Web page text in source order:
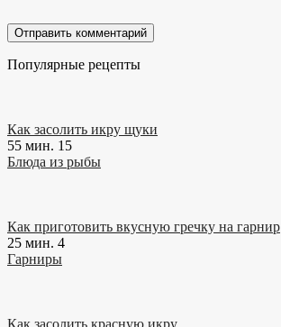
Популярные рецепты
Как засолить икру щуки
55 мин. 15
Блюда из рыбы
Как приготовить вкусную гречку на гарнир
25 мин. 4
Гарниры